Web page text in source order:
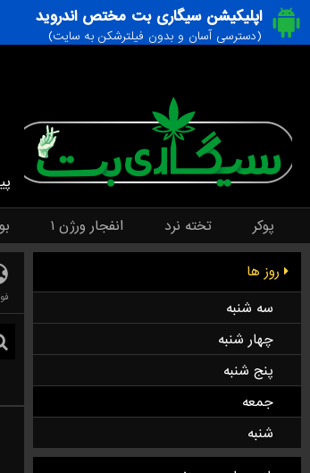
اپلیکیشن سیگاری بت مختص اندروید
(دسترسی آسان و بدون فیلترشکن به سایت)
پوکر تخته نرد انفجار ورژن ۱
روز ها
سه شنبه
چهار شنبه
پنج شنبه
جمعه
شنبه